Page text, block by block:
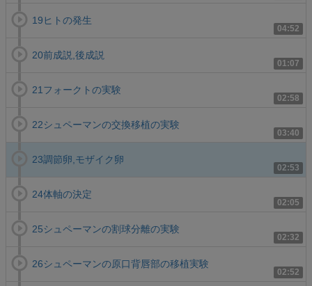
04:52
19ヒトの発生
01:07
20前成説,後成説
02:58
21フォークトの実験
03:40
22シュペーマンの交換移植の実験
02:53
23調節卵,モザイク卵
02:05
24体軸の決定
02:32
25シュペーマンの割球分離の実験
02:52
26シュペーマンの原口背唇部の移植実験